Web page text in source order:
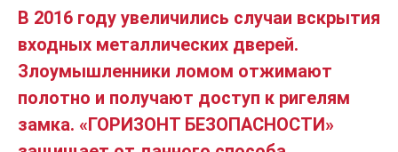
В 2016 году увеличились случаи вскрытия
входных металлических дверей.
Злоумышленники ломом отжимают
полотно и получают доступ к ригелям
замка. «ГОРИЗОНТ БЕЗОПАСНОСТИ»